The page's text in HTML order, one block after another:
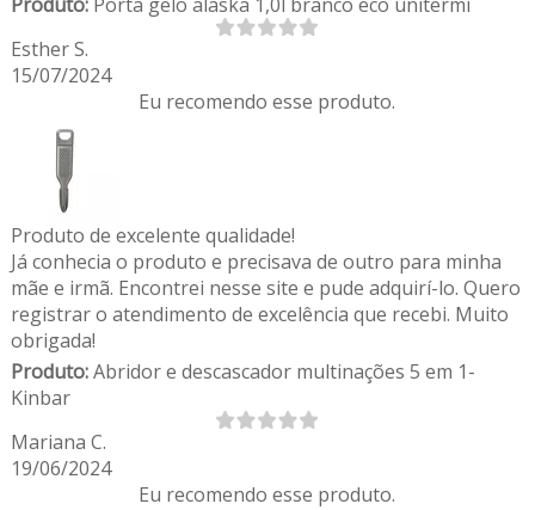
Esther S.
15/07/2024
Eu recomendo esse produto.
Produto de excelente qualidade!
Já conhecia o produto e precisava de outro para minha
mãe e irmã. Encontrei nesse site e pude adquirí-lo. Quero
registrar o atendimento de excelência que recebi. Muito
obrigada!
Produto:Abridor e descascador multinações 5 em 1-
Kinbar
Mariana C.
19/06/2024
Eu recomendo esse produto.